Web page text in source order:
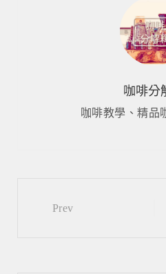
咖啡分
咖啡教學、精品
Post
Prev